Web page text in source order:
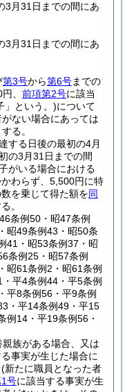
3月31日までの間にあ
3月31日までの間にあ
第3号から第6号までの
、 前項第2号に該当
」という。)について
ない場合にあっては
する。
する日後の最初の4月
の3月31日までの間
がいる場合における
わらず、5,500円に特
を乗じて得た額を同
。
条例50・昭47条例
昭49条例43・昭50条
41・昭53条例37・昭
条例25・昭57条例
昭61条例2・昭61条例
平4条例44・平5条例
平8条例56・平9条例
・平14条例49・平15
例14・平19条例56・
族がある場合、又は
事実が生じた場合に
(新たに職員となった者
号に該当する事実が生